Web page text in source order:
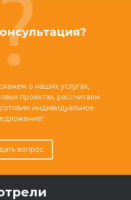
о наших услугах,
проектах, рассчитаем
индивидуальное
вопрос